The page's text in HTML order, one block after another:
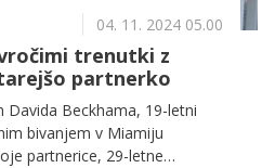
04. 11. 2024 05.00
trenutki z
partnerko
Davida Beckhama, 19-letni
bivanjem v Miamiju
partnerice, 29-letne